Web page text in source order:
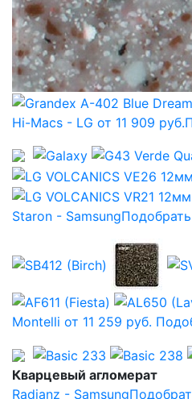
Hi-Macs - LG от 11 909 руб.
Staron - Samsung
Montelli от 11 259 руб.
Кварцевый агломерат
Radianz - Samsung